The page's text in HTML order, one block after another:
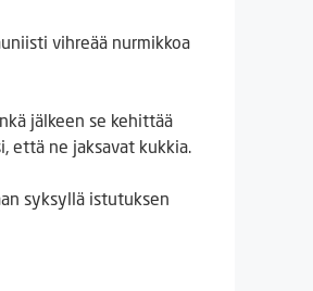
vihreää nurmikkoa
jälkeen se kehittää
että ne jaksavat kukkia.
syksyllä istutuksen